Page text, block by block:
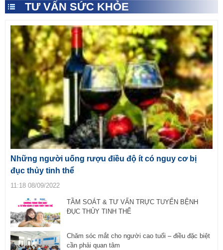
TƯ VẤN SỨC KHỎE
Những người uống rượu điều độ ít có nguy cơ bị
đục thủy tinh thể
11:18 08/09/2022
TẦM SOÁT & TƯ VẤN TRỰC TUYẾN BỆNH
ĐỤC THỦY TINH THỂ
Chăm sóc mắt cho người cao tuổi – điều đặc biệt
cần phải quan tâm